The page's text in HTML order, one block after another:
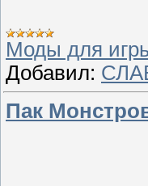
Моды для
Добавил:
Пак